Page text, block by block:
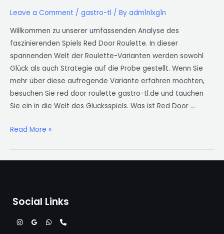
Leave a Comment / gastro-tl / By adm1nlxg1n
Willkommen zu unserer umfassenden Analyse des
faszinierenden Spiels Red Door Roulette. In dieser
spannenden Welt der Roulette-Varianten werden sowohl
Glück als auch Strategie auf die Probe gestellt. Wenn Sie
mehr über diese aufregende Variante erfahren möchten,
besuchen Sie red door roulette gastro-tl.de und tauchen
Sie ein in die Welt des Glücksspiels. Was ist Red Door …
Nervenkitzel
und
Strategie
Read More »
Social Links